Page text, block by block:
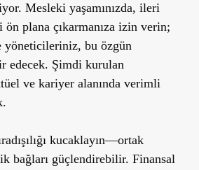
Mesleki yaşamınızda, ileri
plana çıkarmanıza izin verin;
yöneticileriniz, bu özgün
edecek. Şimdi kurulan
ve kariyer alanında verimli
kucaklayın—ortak
bağları güçlendirebilir. Finansal